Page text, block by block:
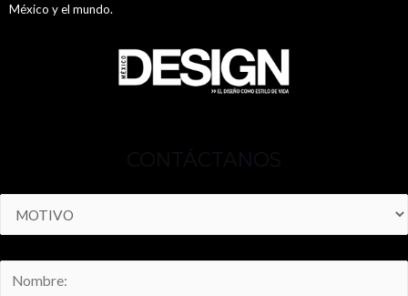
México y el mundo.
CONTÁCTANOS